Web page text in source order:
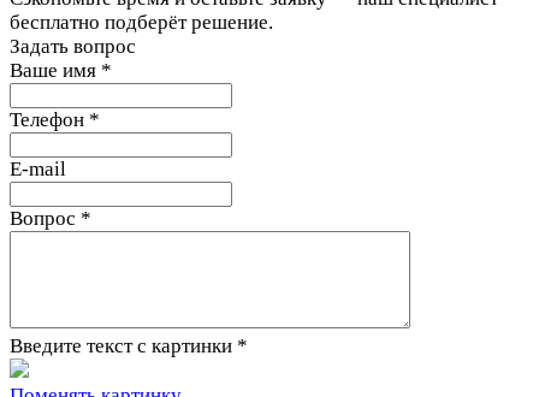
бесплатно подберёт решение.
Задать вопрос
Ваше имя *
Телефон *
E-mail
Вопрос *
Введите текст с картинки *